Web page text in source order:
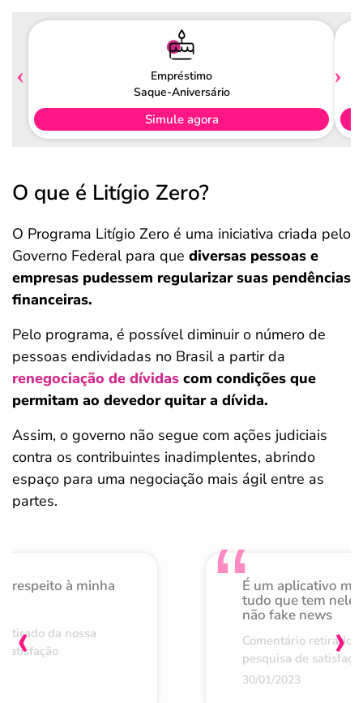
Empréstimo
Saque-Aniversário
Simule agora
O que é Litígio Zero?
O Programa Litígio Zero é uma iniciativa criada pelo
Governo Federal para que diversas pessoas e
empresas pudessem regularizar suas pendências
financeiras.
Pelo programa, é possível diminuir o número de
pessoas endividadas no Brasil a partir da
renegociação de dívidas com condições que
permitam ao devedor quitar a dívida.
Assim, o governo não segue com ações judiciais
contra os contribuintes inadimplentes, abrindo
espaço para uma negociação mais ágil entre as
partes.
respeito à minha
da nossa
É um aplicativo
tudo que tem nele
não fake news
Comentário retirado
pesquisa de
30/01/2023
‹ ›